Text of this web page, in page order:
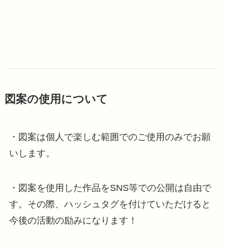
図案の使用について
・図案は個人で楽しむ範囲でのご使用のみでお願
いします。
・図案を使用した作品をSNS等での公開は自由で
す。その際、ハッシュタグを付けていただけると
今後の活動の励みになります！